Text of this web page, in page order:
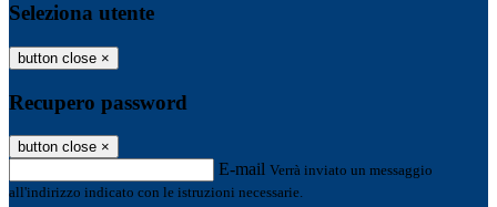
Seleziona utente
button close ×
Recupero password
button close ×
E-mail Verrà inviato un messaggio
all'indirizzo indicato con le istruzioni necessarie.